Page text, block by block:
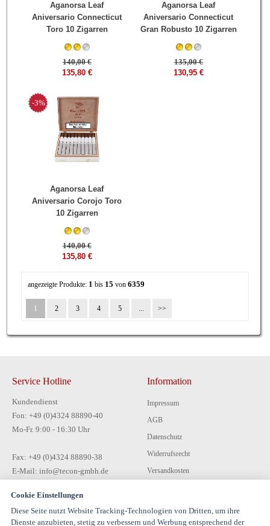
Aganorsa Leaf
Aniversario Connecticut
Toro 10 Zigarren
140,00 €
135,80 €
Aganorsa Leaf
Aniversario Connecticut
Gran Robusto 10 Zigarren
135,00 €
130,95 €
Aganorsa Leaf
Aniversario Corojo Toro
10 Zigarren
140,00 €
135,80 €
-3%
angezeigte Produkte: 1 bis 15 von 6359
1 2 3 4 5 ...
Service Hotline
Kundendienst
Fon: +49 (0)4324 88890-40
Mo-Fr. 9:00 - 16:30 Uhr
Fax: +49 (0)4324 88890-38
E-Mail: info@tecon-gmbh.de
Information
Impressum
AGB
Datenschutz
Widerrufsrecht
Versandkosten
Cookie Einstellungen
Diese Seite nutzt Website Tracking-Technologien von Dritten, um ihre
Dienste anzubieten, stetig zu verbessern und Werbung entsprechend der